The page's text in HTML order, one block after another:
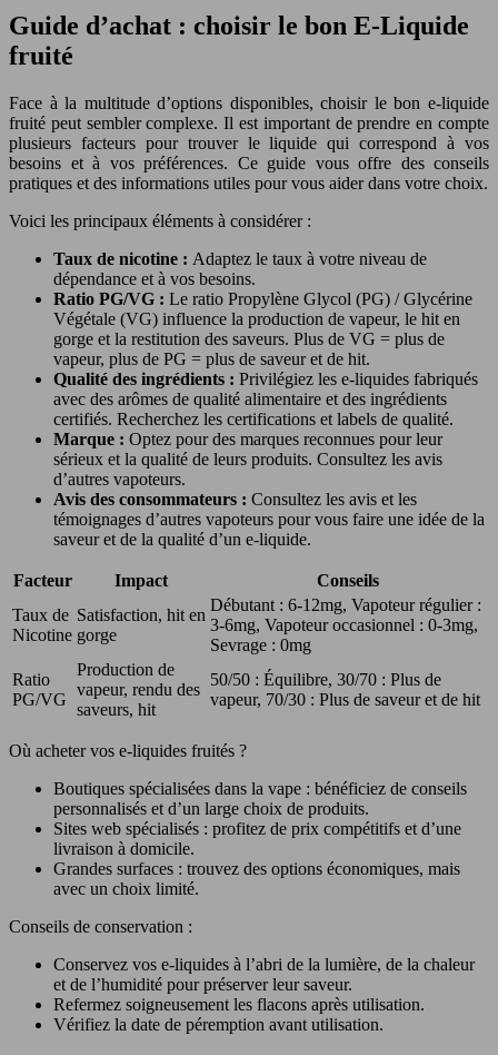
Guide d’achat : choisir le bon E-Liquide
fruité
Face à la multitude d’options disponibles, choisir le bon e-liquide
fruité peut sembler complexe. Il est important de prendre en compte
plusieurs facteurs pour trouver le liquide qui correspond à vos
besoins et à vos préférences. Ce guide vous offre des conseils
pratiques et des informations utiles pour vous aider dans votre choix.
Voici les principaux éléments à considérer :
Taux de nicotine : Adaptez le taux à votre niveau de
dépendance et à vos besoins.
Ratio PG/VG : Le ratio Propylène Glycol (PG) / Glycérine
Végétale (VG) influence la production de vapeur, le hit en
gorge et la restitution des saveurs. Plus de VG = plus de
vapeur, plus de PG = plus de saveur et de hit.
Qualité des ingrédients : Privilégiez les e-liquides fabriqués
avec des arômes de qualité alimentaire et des ingrédients
certifiés. Recherchez les certifications et labels de qualité.
Marque : Optez pour des marques reconnues pour leur
sérieux et la qualité de leurs produits. Consultez les avis
d’autres vapoteurs.
Avis des consommateurs : Consultez les avis et les
témoignages d’autres vapoteurs pour vous faire une idée de la
saveur et de la qualité d’un e-liquide.
Facteur Impact
Conseils
Taux de
Nicotine
Satisfaction, hit en
gorge
Débutant : 6-12mg, Vapoteur régulier :
3-6mg, Vapoteur occasionnel : 0-3mg,
Sevrage : 0mg
Ratio
PG/VG
Production de
vapeur, rendu des
saveurs, hit
50/50 : Équilibre, 30/70 : Plus de
vapeur, 70/30 : Plus de saveur et de hit
Où acheter vos e-liquides fruités ?
Boutiques spécialisées dans la vape : bénéficiez de conseils
personnalisés et d’un large choix de produits.
Sites web spécialisés : profitez de prix compétitifs et d’une
livraison à domicile.
Grandes surfaces : trouvez des options économiques, mais
avec un choix limité.
Conseils de conservation :
Conservez vos e-liquides à l’abri de la lumière, de la chaleur
et de l’humidité pour préserver leur saveur.
Refermez soigneusement les flacons après utilisation.
Vérifiez la date de péremption avant utilisation.